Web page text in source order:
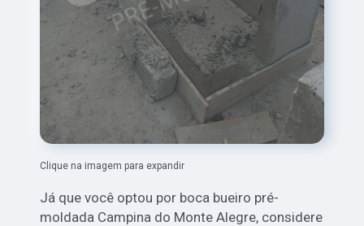
Clique na imagem para expandir
Já que você optou por boca bueiro pré-
moldada Campina do Monte Alegre, considere